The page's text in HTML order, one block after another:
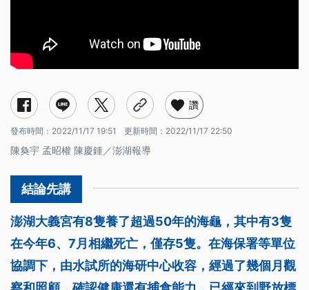
讚
發布時間： 2022/11/17 19:51 更新時間： 2022/11/17 22:50
陳奐宇 孟昭權 陳慶鍾／澎湖報導
澎湖大義宮有8隻養了超過50年的海龜，其中有3隻
在今年6、7月相繼死亡，僅存5隻。在海保署等單位
協調下，由水試所的海研中心收容，經過了幾個月觀